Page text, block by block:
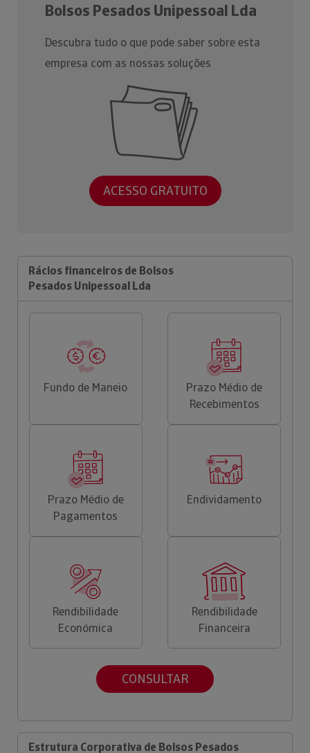
Bolsos Pesados Unipessoal Lda
Descubra tudo o que pode saber sobre esta
empresa com as nossas soluções
ACESSO GRATUITO
Rácios financeiros de Bolsos
Pesados Unipessoal Lda
Fundo de Maneio
Prazo Médio de
Recebimentos
Prazo Médio de
Pagamentos
Endividamento
Rendibilidade
Económica
Rendibilidade
Financeira
CONSULTAR
Estrutura Corporativa de Bolsos Pesados